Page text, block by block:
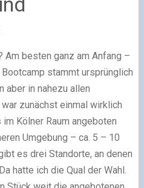
Am besten ganz am Anfang –
stammt ursprünglich
aber in nahezu allen
zunächst einmal wirklich
Kölner Raum angeboten
Umgebung – ca. 5 – 10
es drei Standorte, an denen
hatte ich die Qual der Wahl.